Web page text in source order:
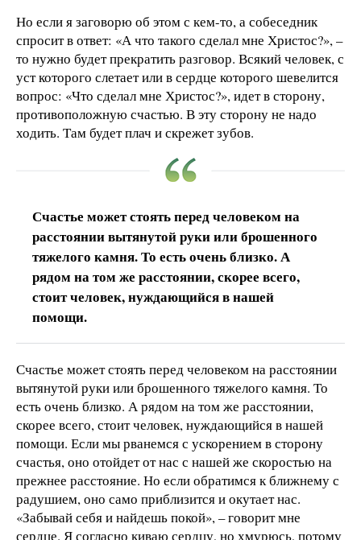
Но если я заговорю об этом с кем-то, а собеседник
спросит в ответ: «А что такого сделал мне Христос?», –
то нужно будет прекратить разговор. Всякий человек, с
уст которого слетает или в сердце которого шевелится
вопрос: «Что сделал мне Христос?», идет в сторону,
противоположную счастью. В эту сторону не надо
ходить. Там будет плач и скрежет зубов.
Счастье может стоять перед человеком на
расстоянии вытянутой руки или брошенного
тяжелого камня. То есть очень близко. А
рядом на том же расстоянии, скорее всего,
стоит человек, нуждающийся в нашей
помощи.
Счастье может стоять перед человеком на расстоянии
вытянутой руки или брошенного тяжелого камня. То
есть очень близко. А рядом на том же расстоянии,
скорее всего, стоит человек, нуждающийся в нашей
помощи. Если мы рванемся с ускорением в сторону
счастья, оно отойдет от нас с нашей же скоростью на
прежнее расстояние. Но если обратимся к ближнему с
радушием, оно само приблизится и окутает нас.
«Забывай себя и найдешь покой», – говорит мне
сердце. Я согласно киваю сердцу, но хмурюсь, потому